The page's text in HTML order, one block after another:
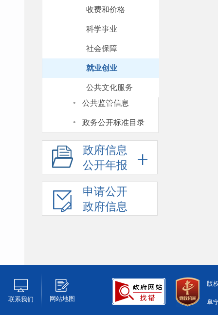
收费和价格
科学事业
社会保障
就业创业
公共文化服务
· 公共监管信息
· 政务公开标准目录
政府信息
公开年报
申请公开
政府信息
联系我们 网站地图
版
阜